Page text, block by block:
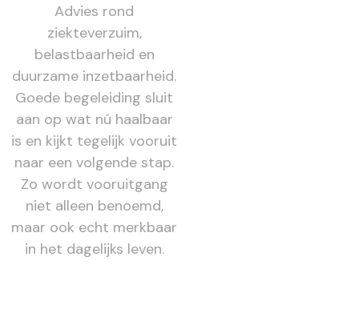
Advies rond
ziekteverzuim,
belastbaarheid en
duurzame inzetbaarheid.
Goede begeleiding sluit
aan op wat nú haalbaar
is en kijkt tegelijk vooruit
naar een volgende stap.
Zo wordt vooruitgang
niet alleen benoemd,
maar ook echt merkbaar
in het dagelijks leven.